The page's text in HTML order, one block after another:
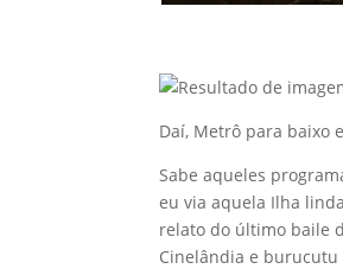
Daí, Metrô para baixo
Sabe aqueles
eu via aquela Ilha
relato do último baile
Cinelândia e burucutu